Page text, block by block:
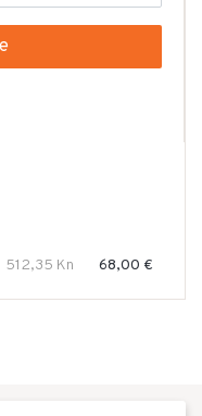
512,35 Kn 68,00 €